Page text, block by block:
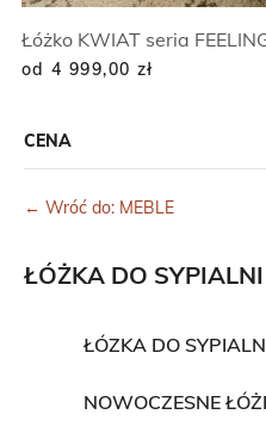
CENA
← Wróć do: MEBLE
ŁÓŻKA DO SYPIALNI
ŁÓZKA DO
NOWOCZESNE
Łóżko KWIAT seria
od 4 999,00 zł